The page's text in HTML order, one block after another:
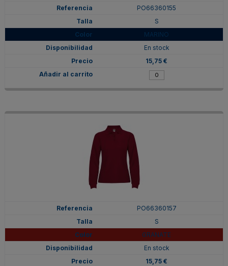
PO66360155
S
MARINO
En stock
15,75 €
PO66360157
S
GRANATE
En stock
15,75 €